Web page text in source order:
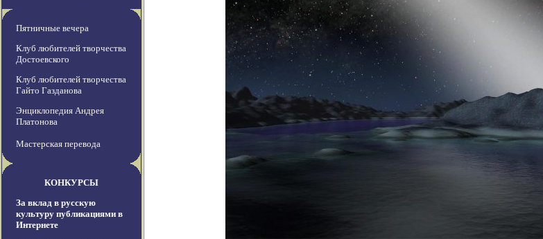
Пятничные вечера
Клуб любителей творчества
Достоевского
Клуб любителей творчества
Гайто Газданова
Энциклопедия Андрея
Платонова
Мастерская перевода
КОНКУРСЫ
За вклад в русскую
культуру публикациями в
Интернете